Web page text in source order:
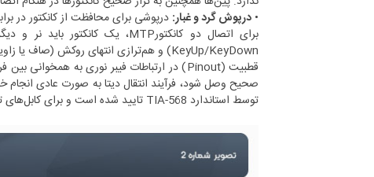
• درپوش گرد و غبار: درپوشی برای محافظت از کانکتور در
KeyUp/KeyDown) و هم‌ترازی انتهای روکش (صاف یا زاویه دار) همگی بر قطبیت MTP تأثیر می‌گذارند.
توسط استاندارد TIA-568 تایید شده است و برای کابل‌های ترانک MTP مختلف قابل استفاده هستند.